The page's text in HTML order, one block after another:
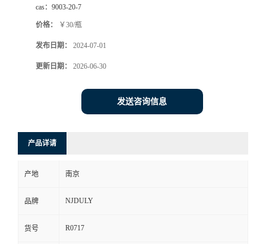
cas： 9003-20-7
价格： ￥30/瓶
发布日期： 2024-07-01
更新日期： 2026-06-30
发送咨询信息
产品详请
产地 南京
品牌 NJDULY
货号 R0717